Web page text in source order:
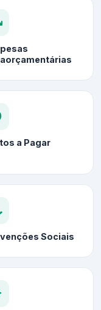
a Pagar
Sociais